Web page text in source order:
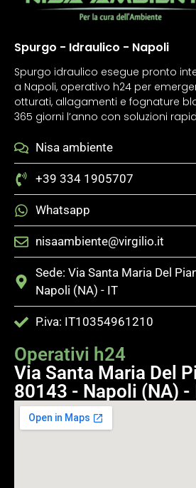
Spurgo - Idraulico - Napoli
Spurgo idraulico esegue pronto
a Napoli, operativo h24 per
otturati, allagamenti e fognature
365 giorni l’anno con soluzioni
Nisa ambiente
+39 334 1905707
Whatsapp
nisaambiente@virgilio.it
Sede: Via Santa Maria Del
Napoli (NA) - IT
P.iva: IT10354961210
Operativi h24
Via Santa Maria Del
80143 - Napoli (NA) -